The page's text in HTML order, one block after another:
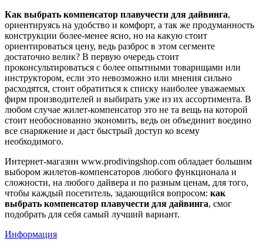
Как выбрать компенсатор плавучести для дайвинга,
ориентируясь на удобство и комфорт, а так же продуманность
конструкции более-менее ясно, но на какую стоит
ориентироваться цену, ведь разброс в этом сегменте
достаточно велик? В первую очередь стоит
проконсультироваться с более опытными товарищами или
инструктором, если это невозможно или мнения сильно
расходятся, стоит обратиться к списку наиболее уважаемых
фирм производителей и выбирать уже из их ассортимента. В
любом случае жилет-компенсатор это не та вещь на которой
стоит необоснованно экономить, ведь он объединит воедино
все снаряжение и даст быстрый доступ ко всему
необходимого.
Интернет-магазин www.prodivingshop.com обладает большим
выбором жилетов-компенсаторов любого функционала и
сложности, на любого дайвера и по разным ценам, для того,
чтобы каждый посетитель, задающийся вопросом: как
выбрать компенсатор плавучести для дайвинга, смог
подобрать для себя самый лучший вариант.
Информация